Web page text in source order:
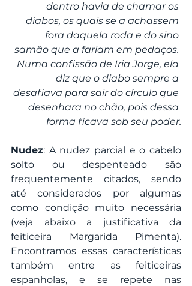
dentro havia de chamar os
diabos, os quais se a achassem
fora daquela roda e do sino
samão que a fariam em pedaços.
Numa confissão de Iria Jorge, ela
diz que o diabo sempre a
desafiava para sair do círculo que
desenhara no chão, pois dessa
forma ficava sob seu poder.
Nudez: A nudez parcial e o cabelo
solto ou despenteado são
frequentemente citados, sendo
até considerados por algumas
como condição muito necessária
(veja abaixo a justificativa da
feiticeira Margarida Pimenta).
Encontramos essas características
também entre as feiticeiras
espanholas, e se repete nas